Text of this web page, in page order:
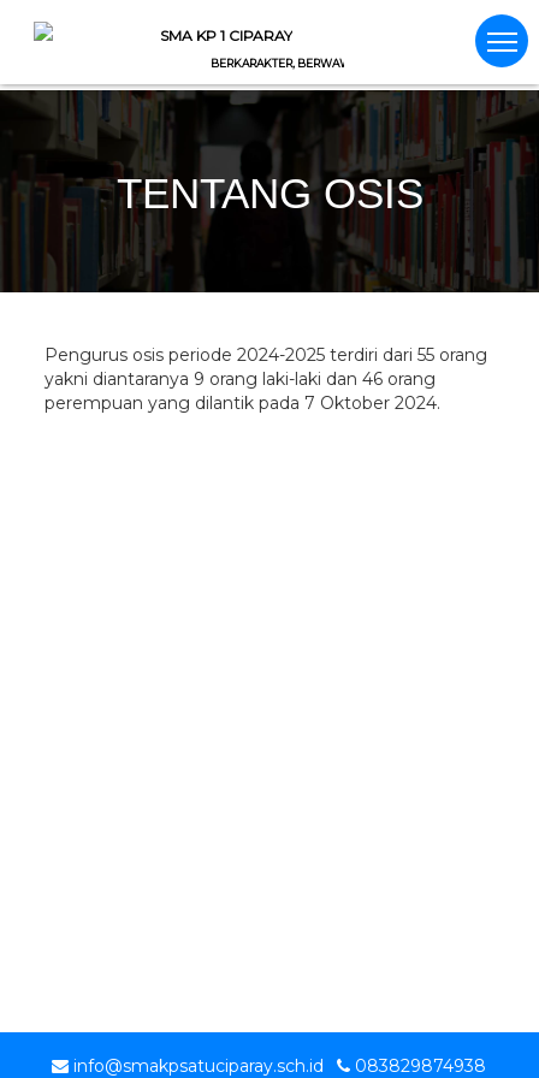
SMA KP 1 CIPARAY
BERKARAKTER, BERWAWASAN, BERIMAN
TENTANG OSIS
Pengurus osis periode 2024-2025 terdiri dari 55 orang
yakni diantaranya 9 orang laki-laki dan 46 orang
perempuan yang dilantik pada 7 Oktober 2024.
info@smakpsatuciparay.sch.id 083829874938